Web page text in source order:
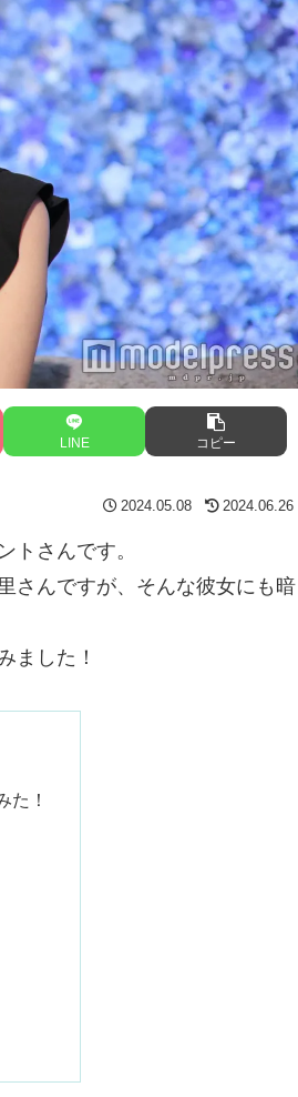
LINE コピー
2024.05.08 2024.06.26
トさんです。
さんですが、そんな彼女にも暗
ました！
た！